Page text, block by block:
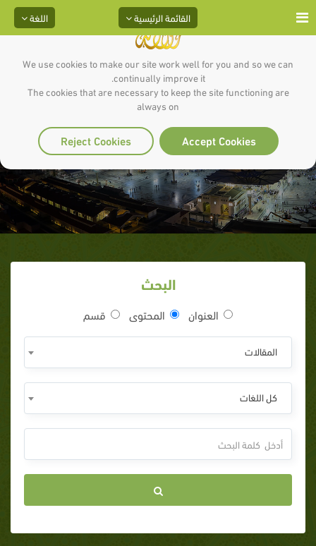
We use cookies to make our site work well for you and so we can
continually improve it.
The cookies that are necessary to keep the site functioning are
always on
Accept Cookies
Reject Cookies
اللغة القائمة الرئيسية
الشيطان و الدراسة
البحث
العنوان المحتوى قسم
المقالات
كل اللغات